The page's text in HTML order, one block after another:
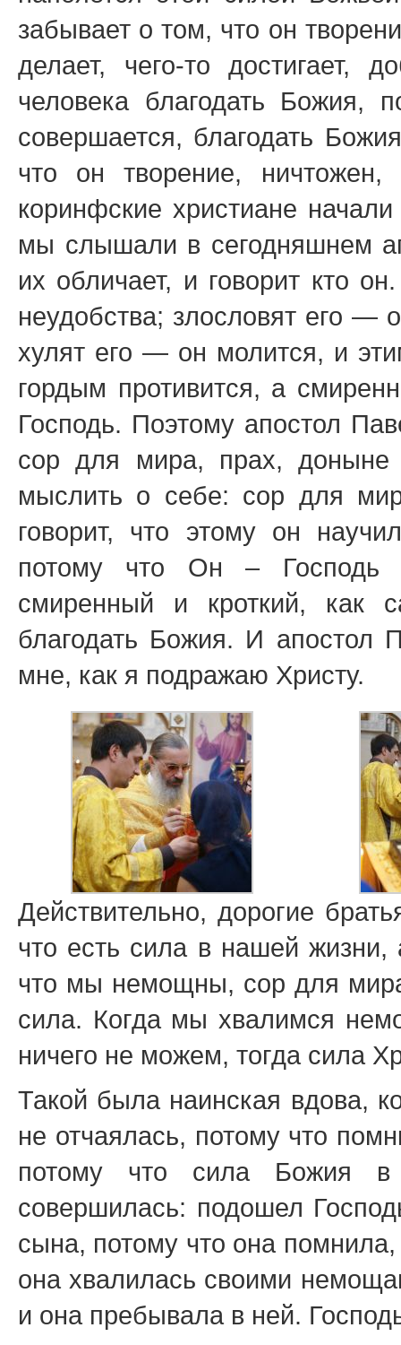
забывает о том, что он
делает, чего-то достигает,
человека благодать Божия,
совершается, благодать
что он творение,
коринфские христиане
мы слышали в сегодняшнем
их обличает, и говорит кто
неудобства; злословят его —
хулят его — он молится, и
гордым противится, а
Господь. Поэтому апостол
сор для мира, прах, доныне
мыслить о себе: сор для
говорит, что этому он
потому что Он – Господь
смиренный и кроткий,
благодать Божия. И апостол
мне, как я подражаю Христу.
Действительно, дорогие
что есть сила в нашей
что мы немощны, сор для
сила. Когда мы хвалимся
ничего не можем, тогда сила
Такой была наинская вдова,
не отчаялась, потому что
потому что сила Божия
совершилась: подошел
сына, потому что она
она хвалилась своими
и она пребывала в ней.